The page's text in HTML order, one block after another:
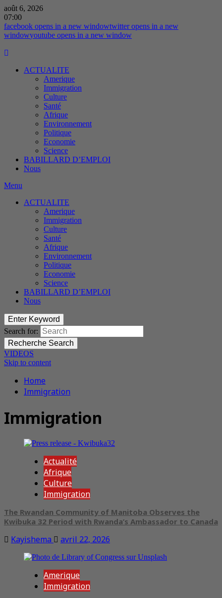
août 6, 2026
07:00
facebook opens in a new windowtwitter opens in a new
windowyoutube opens in a new window
ACTUALITE
Amerique
Immigration
Culture
Santé
Afrique
Environnement
Politique
Economie
Science
BABILLARD D’EMPLOI
Nous
Menu
ACTUALITE
Amerique
Immigration
Culture
Santé
Afrique
Environnement
Politique
Economie
Science
BABILLARD D’EMPLOI
Nous
Enter Keyword
Search for:
Recherche Search
VIDEOS
Skip to content
Home
Immigration
Immigration
Actualité
Afrique
Culture
Immigration
The Rwandan Community of Manitoba Observes the
Kwibuka 32 Period with Rwanda’s Ambassador to Canada
Kayishema avril 22, 2026
Amerique
Immigration